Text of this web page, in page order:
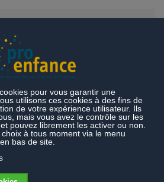
les collectivités
: exemple
culturelle